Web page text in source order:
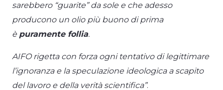
sarebbero “guarite” da sole e che adesso
producono un olio più buono di prima
è puramente follia.
AIFO rigetta con forza ogni tentativo di legittimare
l’ignoranza e la speculazione ideologica a scapito
del lavoro e della verità scientifica”.